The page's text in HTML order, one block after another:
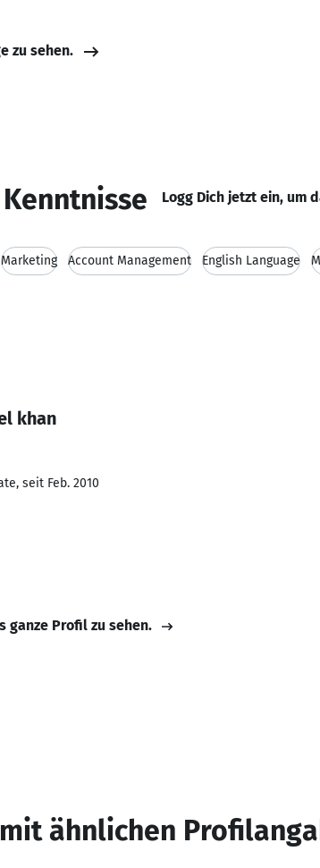
zu sehen.
Logg Dich jetzt ein, um
Marketing Account Management English Language
khan
seit Feb. 2010
ganze Profil zu sehen.
ähnlichen